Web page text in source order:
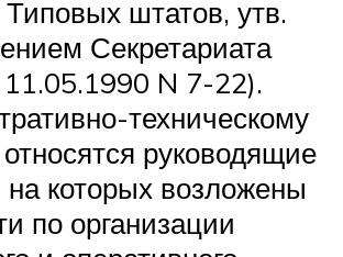
Типовых штатов, утв.
Секретариата
N 7-22).
техническому
руководящие
на которых возложены
по организации